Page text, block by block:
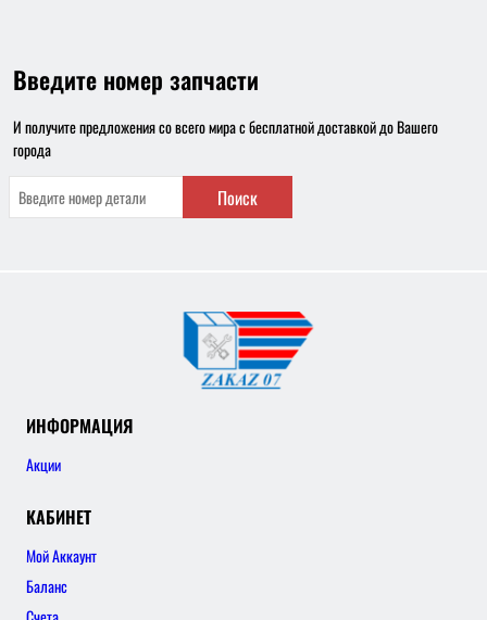
Введите номер запчасти
И получите предложения со всего мира с бесплатной доставкой до Вашего
города
Поиск
ИНФОРМАЦИЯ
Акции
КАБИНЕТ
Мой Аккаунт
Баланс